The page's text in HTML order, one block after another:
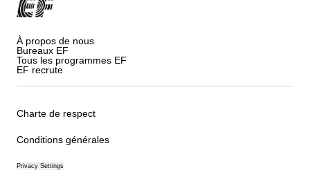
À propos de nous
Bureaux EF
Tous les programmes EF
EF recrute
Charte de respect
Conditions générales
Privacy Settings